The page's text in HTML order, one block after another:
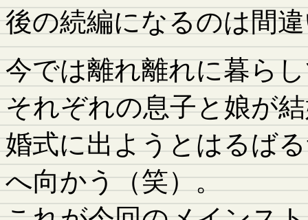
後の続編になるのは間
今では離れ離れに暮ら
それぞれの息子と娘が
婚式に出ようとはるば
へ向かう（笑）。